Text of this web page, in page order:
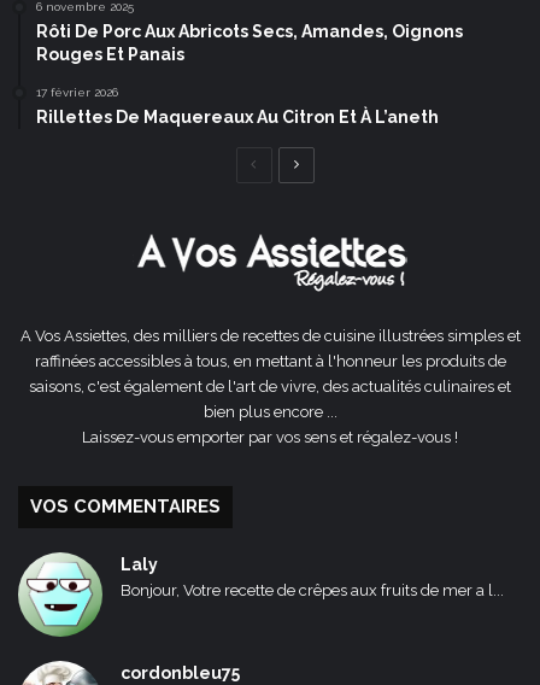
6 novembre 2025
Rôti De Porc Aux Abricots Secs, Amandes, Oignons
Rouges Et Panais
17 février 2026
Rillettes De Maquereaux Au Citron Et À L’aneth
Page
A Vos Assiettes, des milliers de recettes de cuisine illustrées simples et
raffinées accessibles à tous, en mettant à l'honneur les produits de
saisons, c'est également de l'art de vivre, des actualités culinaires et
bien plus encore ...
Laissez-vous emporter par vos sens et régalez-vous !
VOS COMMENTAIRES
Laly
Bonjour, Votre recette de crêpes aux fruits de mer a l...
cordonbleu75